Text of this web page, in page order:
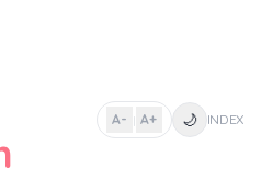
A- | A+ 🌙 INDEX